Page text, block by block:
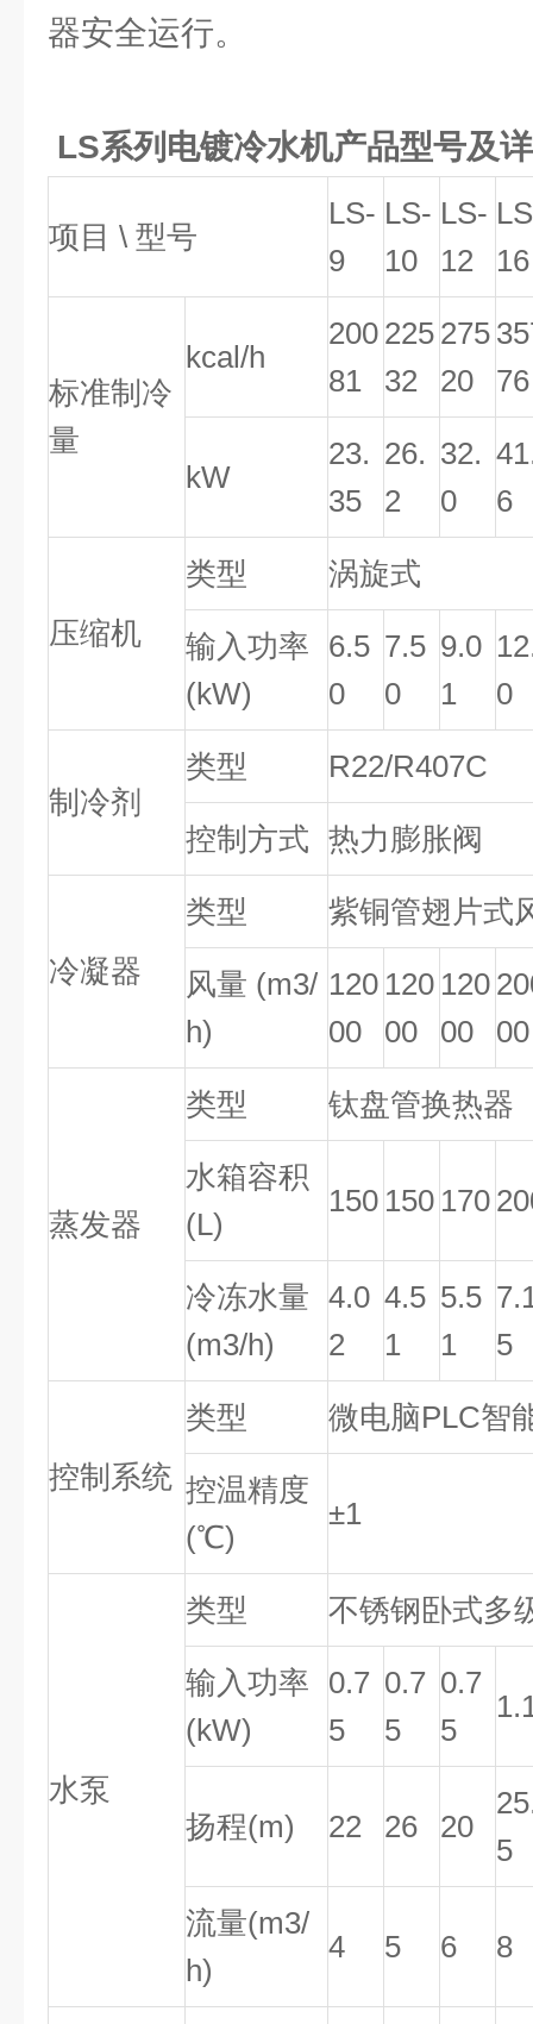
器安全运行。
LS系列电镀冷水机产品型号及
项目 \ 型号
LS-
9
LS-
10
LS-
12
16
标准制冷
量
kcal/h
200
81
225
32
275
20
76
kW
23.
35
26.
2
32.
0
6
压缩机
类型 涡旋式
输入功率
(kW)
6.5
0
7.5
0
9.0
1
0
制冷剂
类型 R22/R407C
控制方式 热力膨胀阀
冷凝器
类型 紫铜管翅片式
风量 (m3/
h)
120
00
120
00
120
00
00
蒸发器
类型 钛盘管换热器
水箱容积
(L)
150 150 170
冷冻水量
(m3/h)
4.0
2
4.5
1
5.5
1
5
控制系统
类型 微电脑PLC智
控温精度
(℃)
±1
水泵
类型 不锈钢卧式多
输入功率
(kW)
0.7
5
0.7
5
0.7
5
扬程(m) 22 26 20
5
流量(m3/
h)
4 5 6 8